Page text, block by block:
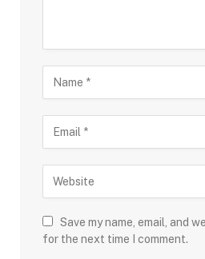
Save my name, email, and
for the next time I comment.